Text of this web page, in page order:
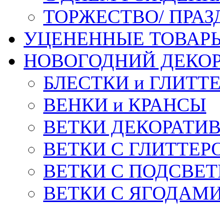
ТОРЖЕСТВО/
УЦЕНЕННЫЕ
НОВОГОДНИЙ
БЛЕСТКИ и
ВЕНКИ и КРАНСЫ
ВЕТКИ
ВЕТКИ С
ВЕТКИ С
ВЕТКИ С